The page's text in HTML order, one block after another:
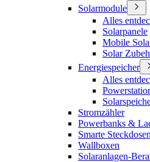
Solarmodule
Alles
Solarpanele
Mobile
Solar
Energiespeicher
Alles
Stromzähler
Powerbanks &
Smarte Steckdosen
Wallboxen
Solaranlagen-